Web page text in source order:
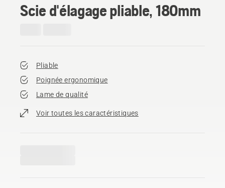
Scie d'élagage pliable, 180mm
Pliable
Poignée ergonomique
Lame de qualité
Voir toutes les caractéristiques